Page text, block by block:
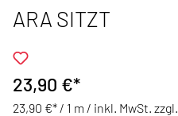
ARA SITZT
23,90 €*
23,90 €* / 1 m / inkl. MwSt. zzgl.